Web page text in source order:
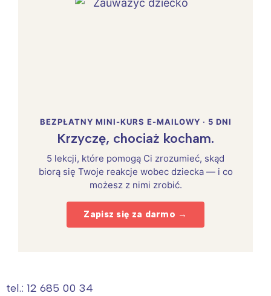
BEZPŁATNY MINI-KURS E-MAILOWY · 5 DNI
Krzyczę, chociaż kocham.
5 lekcji, które pomogą Ci zrozumieć, skąd
biorą się Twoje reakcje wobec dziecka — i co
możesz z nimi zrobić.
Zapisz się za darmo →
tel.: 12 685 00 34